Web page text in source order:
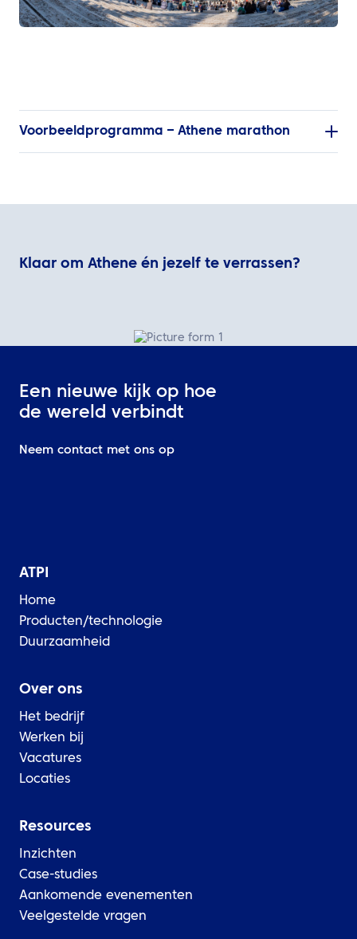
Voorbeeldprogramma – Athene marathon
Klaar om Athene én jezelf te verrassen?
Een nieuwe kijk op hoe
de wereld verbindt
Neem contact met ons op
ATPI
Home
Producten/technologie
Duurzaamheid
Over ons
Het bedrijf
Werken bij
Vacatures
Locaties
Resources
Inzichten
Case-studies
Aankomende evenementen
Veelgestelde vragen